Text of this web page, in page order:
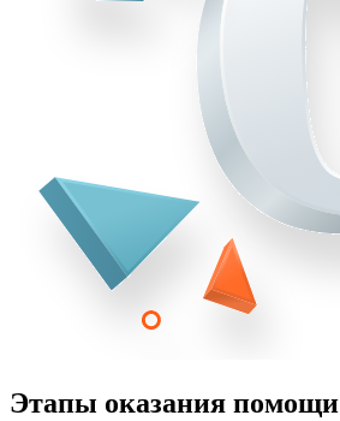
Этапы оказания помощи